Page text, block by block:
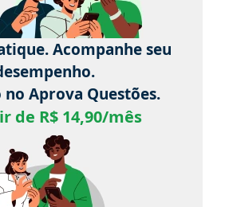
Acompanhe seu
no Aprova Questões.
de R$ 14,90/mês